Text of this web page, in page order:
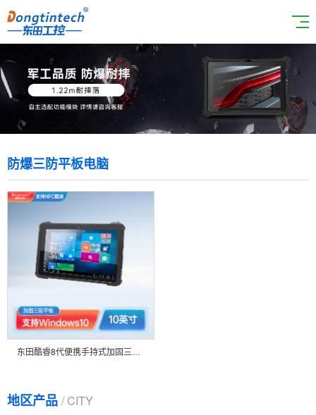
防爆三防平板电脑
东田酷睿8代便携手持式加固三防平板电脑10.1英寸支持Windows双频WIFI防爆 DTZ-I1008E
地区产品 / CITY